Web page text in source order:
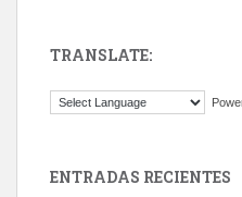
Este gato macho ha aparecido
TRANSLATE:
ENTRADAS RECIENTES